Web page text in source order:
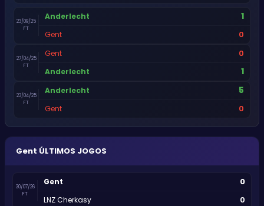
23/09/25
FT
Anderlecht 1
Gent 0
27/04/25
FT
Gent 0
Anderlecht 1
23/04/25
FT
Anderlecht 5
Gent 0
Gent ÚLTIMOS JOGOS
30/07/26
FT
Gent 0
LNZ Cherkasy 0